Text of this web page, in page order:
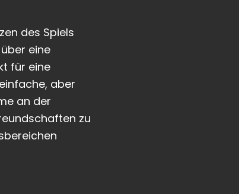
des Spiels
eine
für eine
aber
an der
zu